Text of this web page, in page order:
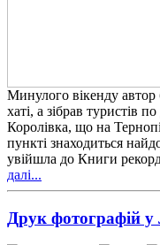
Минулого вікенду автор
хаті, а зібрав туристів
Королівка, що на
пункті знаходиться
увійшла до Книги
далі...
Друк фотографій у